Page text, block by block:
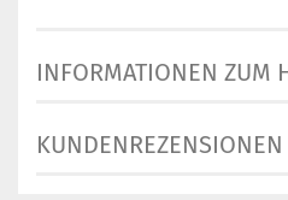
INFORMATIONEN ZUM
KUNDENREZENSIONEN